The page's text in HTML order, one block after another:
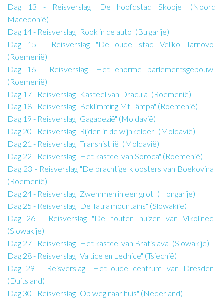
Dag 13 - Reisverslag "De hoofdstad Skopje" (Noord
Macedonië)
Dag 14 - Reisverslag "Rook in de auto" (Bulgarije)
Dag 15 - Reisverslag "De oude stad Veliko Tarnovo"
(Roemenië)
Dag 16 - Reisverslag "Het enorme parlementsgebouw"
(Roemenië)
Dag 17 - Reisverslag "Kasteel van Dracula" (Roemenië)
Dag 18 - Reisverslag "Beklimming Mt Tâmpa" (Roemenië)
Dag 19 - Reisverslag "Gagaoezië" (Moldavië)
Dag 20 - Reisverslag "Rijden in de wijnkelder" (Moldavië)
Dag 21 - Reisverslag "Transnistrië" (Moldavië)
Dag 22 - Reisverslag "Het kasteel van Soroca" (Roemenië)
Dag 23 - Reisverslag "De prachtige kloosters van Boekovina"
(Roemenië)
Dag 24 - Reisverslag "Zwemmen in een grot" (Hongarije)
Dag 25 - Reisverslag "De Tatra mountains" (Slowakije)
Dag 26 - Reisverslag "De houten huizen van Vlkolínec"
(Slowakije)
Dag 27 - Reisverslag "Het kasteel van Bratislava" (Slowakije)
Dag 28 - Reisverslag "Valtice en Lednice" (Tsjechië)
Dag 29 - Reisverslag "Het oude centrum van Dresden"
(Duitsland)
Dag 30 - Reisverslag "Op weg naar huis" (Nederland)